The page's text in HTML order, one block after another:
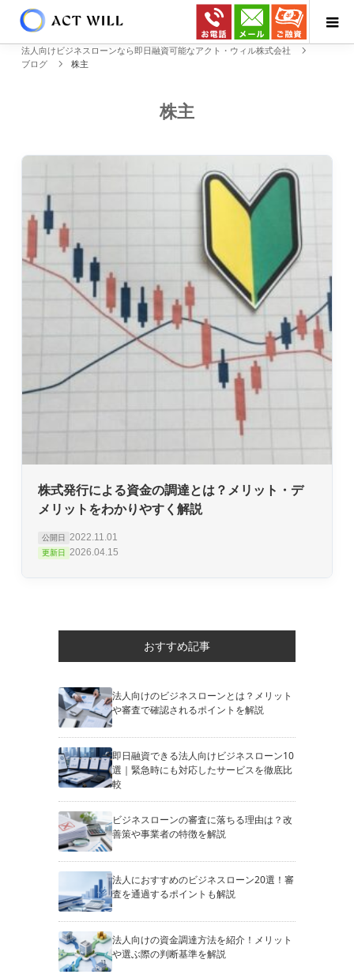
法人向けビジネスローンなら即日融資可能なアクト・ウィル株式会社
ブログ
株主
株主
株式発行による資金の調達とは？メリット・デ
メリットをわかりやすく解説
公開日 2022.11.01
更新日 2026.04.15
おすすめ記事
法人向けのビジネスローンとは？メリット
や審査で確認されるポイントを解説
即日融資できる法人向けビジネスローン10
選｜緊急時にも対応したサービスを徹底比
較
ビジネスローンの審査に落ちる理由は？改
善策や事業者の特徴を解説
法人におすすめのビジネスローン20選！審
査を通過するポイントも解説
法人向けの資金調達方法を紹介！メリット
や選ぶ際の判断基準を解説